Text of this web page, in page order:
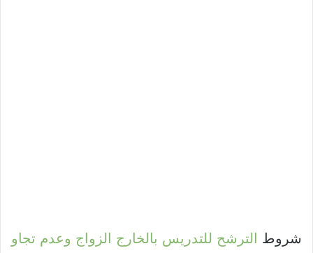
شروط الترشح للتدريس بالخارج الزواج وعدم تجاو